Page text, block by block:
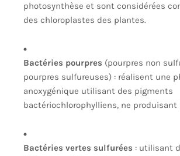
photosynthèse et sont considérées
des chloroplastes des plantes.
Bactéries pourpres (pourpres non
pourpres sulfureuses) : réalisent une
anoxygénique utilisant des pigments
bactériochlorophylliens, ne produisant
Bactéries vertes sulfurées : utilisant